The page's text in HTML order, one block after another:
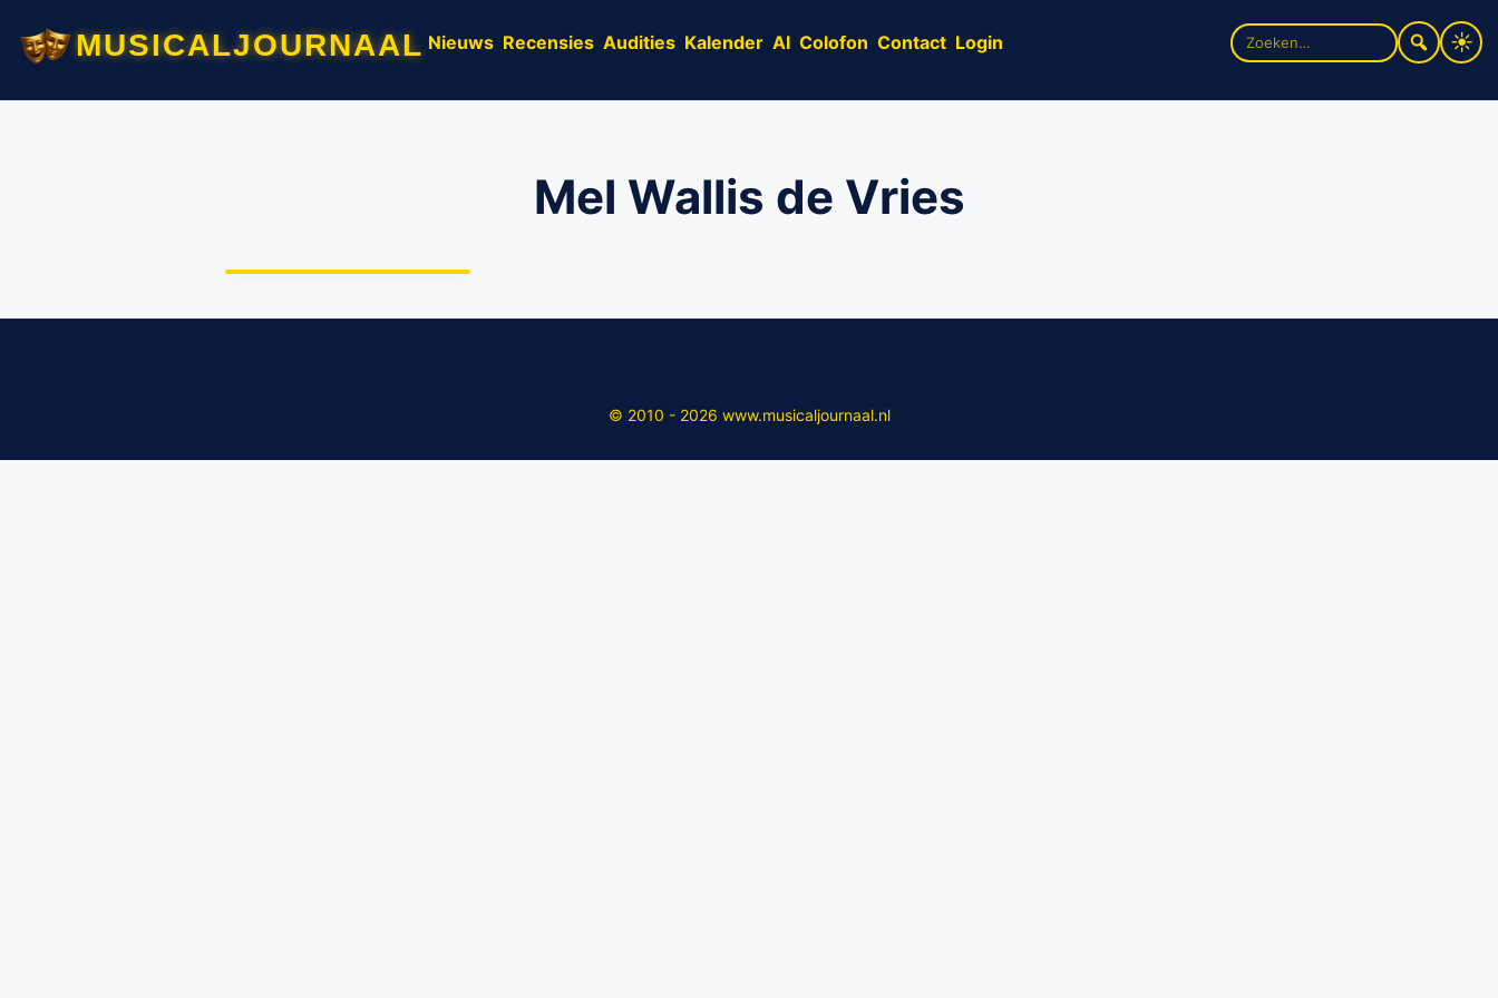
musicaljournaal Nieuws Recensies Audities Kalender AI Colofon Contact Login
Zoek
naar:
Mel Wallis de Vries
© 2010 - 2026 www.musicaljournaal.nl